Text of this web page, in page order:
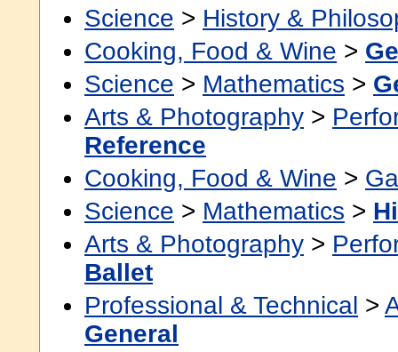
Science > History &
Cooking, Food & Wine >
Science > Mathematics >
Arts & Photography >
Reference
Cooking, Food & Wine >
Science > Mathematics >
Arts & Photography >
Ballet
Professional & Technical >
General